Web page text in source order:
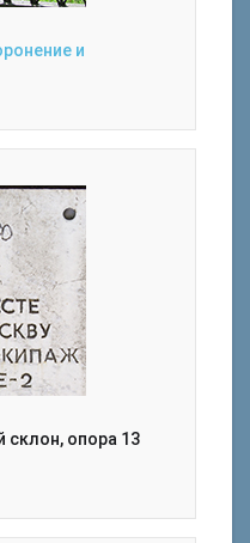
и
склон, опора 13